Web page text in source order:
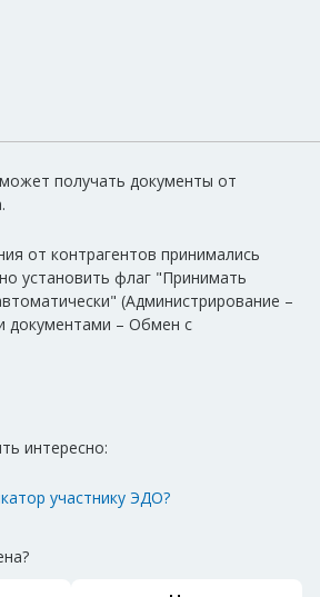
получать документы от
от контрагентов принимались
установить флаг "Принимать
(Администрирование –
документами – Обмен с
интересно:
участнику ЭДО?